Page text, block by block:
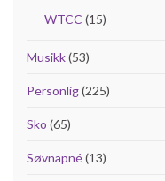
WTCC (15)
Musikk(53)
Personlig(225)
Sko (65)
Søvnapné(13)